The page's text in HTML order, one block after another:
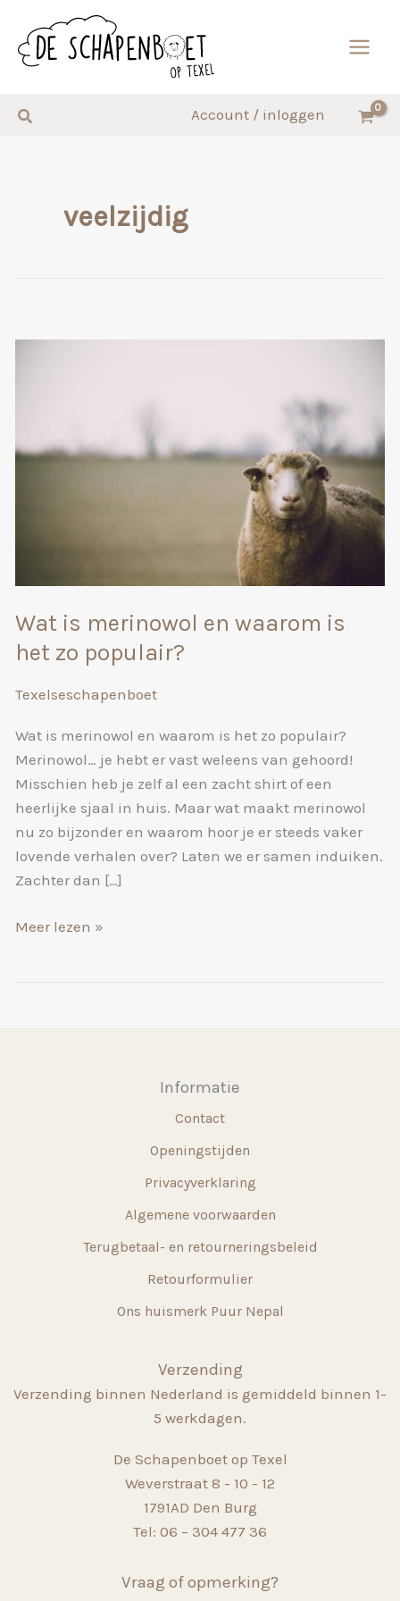
naar
Zoeken Account / inloggen
veelzijdig
Wat is merinowol en waarom is
het zo populair?
Texelseschapenboet
Wat is merinowol en waarom is het zo populair?
Merinowol… je hebt er vast weleens van gehoord!
Misschien heb je zelf al een zacht shirt of een
heerlijke sjaal in huis. Maar wat maakt merinowol
nu zo bijzonder en waarom hoor je er steeds vaker
lovende verhalen over? Laten we er samen induiken.
Zachter dan […]
Wat
Meer lezen »
Informatie
Contact
Openingstijden
Privacyverklaring
Algemene voorwaarden
Terugbetaal- en retourneringsbeleid
Retourformulier
Ons huismerk Puur Nepal
Verzending
Verzending binnen Nederland is gemiddeld binnen 1-
5 werkdagen.
De Schapenboet op Texel
Weverstraat 8 - 10 - 12
1791AD Den Burg
Tel: 06 – 304 477 36
Vraag of opmerking?